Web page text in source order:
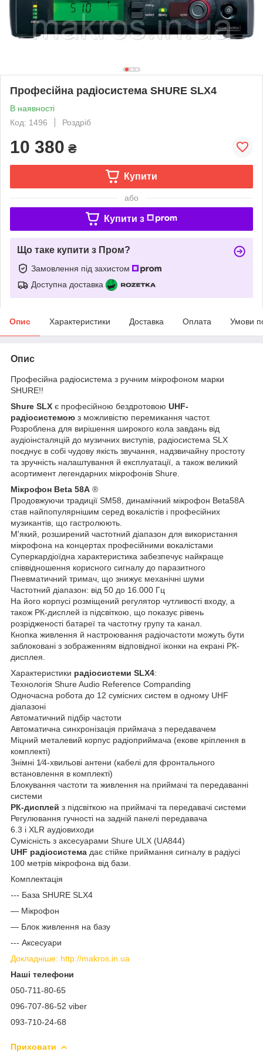
Професійна радіосистема SHURE SLX4
В наявності
Код: 1496
Роздріб
10 380 ₴
Купити
або
Купити з
Що таке купити з Пром?
Замовлення під захистом
Доступна доставка
Опис Характеристики Доставка Оплата Умови
Опис
Професійна радіосистема з ручним мікрофоном марки
SHURE!!
Shure SLX є професійною бездротовою UHF-
радіосистемою з можливістю перемикання частот.
Розроблена для вирішення широкого кола завдань від
аудіоінсталяцій до музичних виступів, радіосистема SLX
поєднує в собі чудову якість звучання, надзвичайну простоту
та зручність налаштування й експлуатації, а також великий
асортимент легендарних мікрофонів Shure.
Мікрофон Beta 58A ®
Продовжуючи традиції SM58, динамічний мікрофон Beta58A
став найпопулярнішим серед вокалістів і професійних
музикантів, що гастролюють.
М'який, розширений частотний діапазон для використання
мікрофона на концертах професійними вокалістами
Суперкардіоїдна характеристика забезпечує найкраще
співвідношення корисного сигналу до паразитного
Пневматичний тримач, що знижує механічні шуми
Частотний діапазон: від 50 до 16.000 Гц
На його корпусі розміщений регулятор чутливості входу, а
також РК-дисплей із підсвіткою, що показує рівень
розрідженості батареї та частотну групу та канал.
Кнопка живлення й настроювання радіочастоти можуть бути
заблоковані з зображенням відповідної іконки на екрані РК-
дисплея.
Характеристики радіосистеми SLX4:
Технологія Shure Audio Reference Companding
Одночасна робота до 12 сумісних систем в одному UHF
діапазоні
Автоматичний підбір частоти
Автоматична синхронізація приймача з передавачем
Міцний металевий корпус радіоприймача (екове кріплення в
комплекті)
Знімні 1⁄4-хвильові антени (кабелі для фронтального
встановлення в комплекті)
Блокування частоти та живлення на приймачі та передаванні
системи
РК-дисплей з підсвіткою на приймачі та передавачі системи
Регулювання гучності на задній панелі передавача
6.3 і XLR аудіовиходи
Сумісність з аксесуарами Shure ULX (UA844)
UHF радіосистема дає стійке приймання сигналу в радіусі
100 метрів мікрофона від бази.
Комплектація
--- База SHURE SLX4
— Мікрофон
— Блок живлення на базу
--- Аксесуари
Докладніше: http://makros.in.ua
Наші телефони
050-711-80-65
096-707-86-52 viber
093-710-24-68
Приховати